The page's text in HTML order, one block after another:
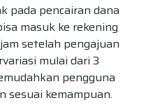
pada pencairan dana
masuk ke rekening
setelah pengajuan
mulai dari 3
pengguna
sesuai kemampuan.